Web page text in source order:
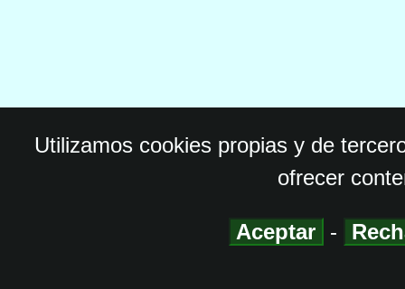
Utilizamos cookies propias y de
ofrecer
Aceptar -